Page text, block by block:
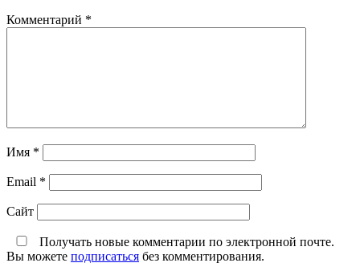
Комментарий *
Имя *
Email *
Сайт
Получать новые комментарии по электронной почте.
Вы можете подписаться без комментирования.